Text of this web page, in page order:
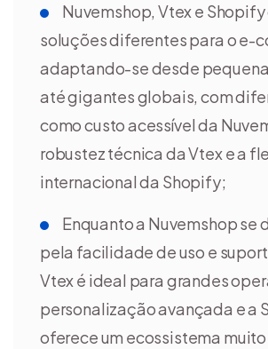
Nuvemshop, Vtex e
soluções diferentes para o e-
adaptando-se desde
até gigantes globais, com
como custo acessível da
robustez técnica da Vtex e a
internacional da Shopify;
Enquanto a Nuvemshop se
pela facilidade de uso e
Vtex é ideal para grandes
personalização avançada e a
oferece um ecossistema